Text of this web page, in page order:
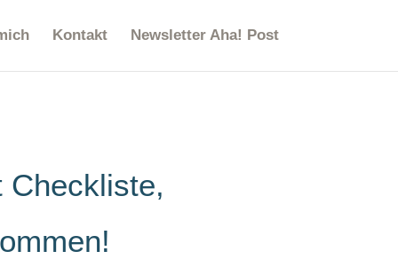
Kontakt Newsletter Aha! Post
Checkliste,